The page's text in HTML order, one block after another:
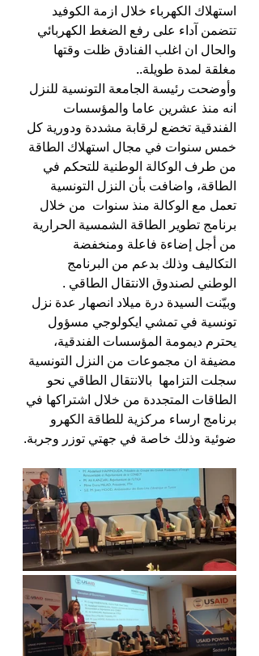
استهلاك الكهرباء خلال ازمة الكوفيد
تتضمن آداء على رفع الضغط الكهربائي
والحال ان اغلب الفنادق ظلت وقتها
مغلقة لمدة طويلة..
وأوضحت رئيسة الجامعة التونسية للنزل
انه منذ عشرين عاما والمؤسسات
الفندقية تخضع لرقابة مشددة ودورية كل
خمس سنوات في مجال استهلاك الطاقة
من طرف الوكالة الوطنية للتحكم في
الطاقة، واضافت بأن النزل التونسية
تعمل مع الوكالة منذ سنوات  من خلال
برنامج تطوير الطاقة الشمسية الحرارية
من أجل إضاءة فاعلة ومنخفضة
التكاليف وذلك بدعم من البرنامج
الوطني لصندوق الانتقال الطاقي .
وبيّنت السيدة درة ميلاد انصهار عدة نزل
تونسية في تمشي ايكولوجي مسؤول
يحترم ديمومة المؤسسات الفندقية،
مضيفة ان مجموعات من النزل التونسية
سجلت التزامها  بالانتقال الطاقي نحو
الطاقات المتجددة من خلال اشتراكها في
برنامج ارساء مركزية للطاقة الكهرو
ضوئية وذلك خاصة في جهتي توزر وجربة.